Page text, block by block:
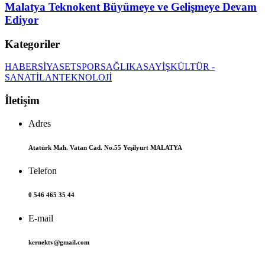
Malatya Teknokent Büyümeye ve Gelişmeye Devam
Ediyor
Kategoriler
HABERSİYASETSPORSAĞLIKASAYİŞKÜLTÜR -
SANATİLANTEKNOLOJİ
İletişim
Adres
Atatürk Mah. Vatan Cad. No.55 Yeşilyurt MALATYA
Telefon
0 546 465 35 44
E-mail
kernektv@gmail.com